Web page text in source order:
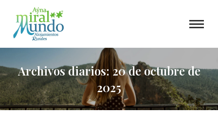
Archivos diarios:20 de octubre de
2025